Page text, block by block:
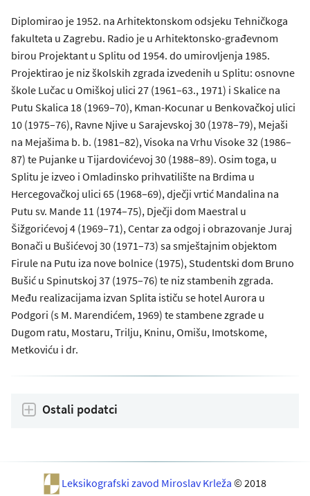
Diplomirao je 1952. na Arhitektonskom odsjeku Tehničkoga
fakulteta u Zagrebu. Radio je u Arhitektonsko-građevnom
birou Projektant u Splitu od 1954. do umirovljenja 1985.
Projektirao je niz školskih zgrada izvedenih u Splitu: osnovne
škole Lučac u Omiškoj ulici 27 (1961–63., 1971) i Skalice na
Putu Skalica 18 (1969–70), Kman-Kocunar u Benkovačkoj ulici
10 (1975–76), Ravne Njive u Sarajevskoj 30 (1978–79), Mejaši
na Mejašima b. b. (1981–82), Visoka na Vrhu Visoke 32 (1986–
87) te Pujanke u Tijardovićevoj 30 (1988–89). Osim toga, u
Splitu je izveo i Omladinsko prihvatilište na Brdima u
Hercegovačkoj ulici 65 (1968–69), dječji vrtić Mandalina na
Putu sv. Mande 11 (1974–75), Dječji dom Maestral u
Šižgorićevoj 4 (1969–71), Centar za odgoj i obrazovanje Juraj
Bonači u Bušićevoj 30 (1971–73) sa smještajnim objektom
Firule na Putu iza nove bolnice (1975), Studentski dom Bruno
Bušić u Spinutskoj 37 (1975–76) te niz stambenih zgrada.
Među realizacijama izvan Splita ističu se hotel Aurora u
Podgori (s M. Marendićem, 1969) te stambene zgrade u
Dugom ratu, Mostaru, Trilju, Kninu, Omišu, Imotskome,
Metkoviću i dr.
Ostali podatci
Leksikografski zavod Miroslav Krleža © 2018